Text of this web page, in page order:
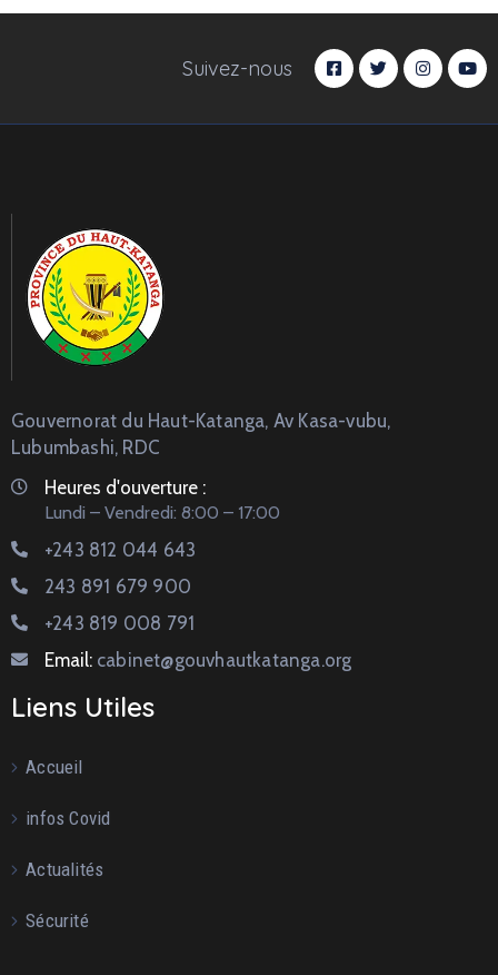
Suivez-nous
Gouvernorat du Haut-Katanga, Av Kasa-vubu,
Lubumbashi, RDC
Heures d'ouverture :
Lundi – Vendredi: 8:00 – 17:00
+243 812 044 643
243 891 679 900
+243 819 008 791
Email: cabinet@gouvhautkatanga.org
Liens Utiles
Accueil
infos Covid
Actualités
Sécurité